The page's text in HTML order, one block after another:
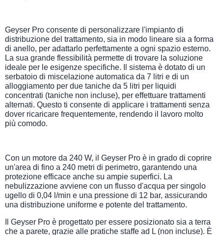
Geyser Pro consente di personalizzare l'impianto di
distribuzione del trattamento, sia in modo lineare sia a forma
di anello, per adattarlo perfettamente a ogni spazio esterno.
La sua grande flessibilità permette di trovare la soluzione
ideale per le esigenze specifiche. Il sistema è dotato di un
serbatoio di miscelazione automatica da 7 litri e di un
alloggiamento per due taniche da 5 litri per liquidi
concentrati (taniche non incluse), per effettuare trattamenti
alternati. Questo ti consente di applicare i trattamenti senza
dover ricaricare frequentemente, rendendo il lavoro molto
più comodo.
Con un motore da 240 W, il Geyser Pro è in grado di coprire
un'area di fino a 240 metri di perimetro, garantendo una
protezione efficace anche su ampie superfici. La
nebulizzazione avviene con un flusso d'acqua per singolo
ugello di 0,04 l/min e una pressione di 12 bar, assicurando
una distribuzione uniforme e potente del trattamento.
Il Geyser Pro è progettato per essere posizionato sia a terra
che a parete, grazie alle pratiche staffe ad L (non incluse). È